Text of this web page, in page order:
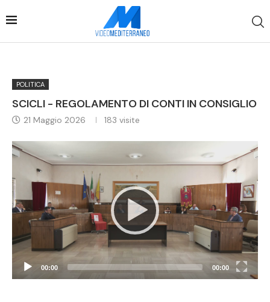
POLITICA
SCICLI - REGOLAMENTO DI CONTI IN CONSIGLIO
21 Maggio 2026 183 visite
Player
00:00 00:00